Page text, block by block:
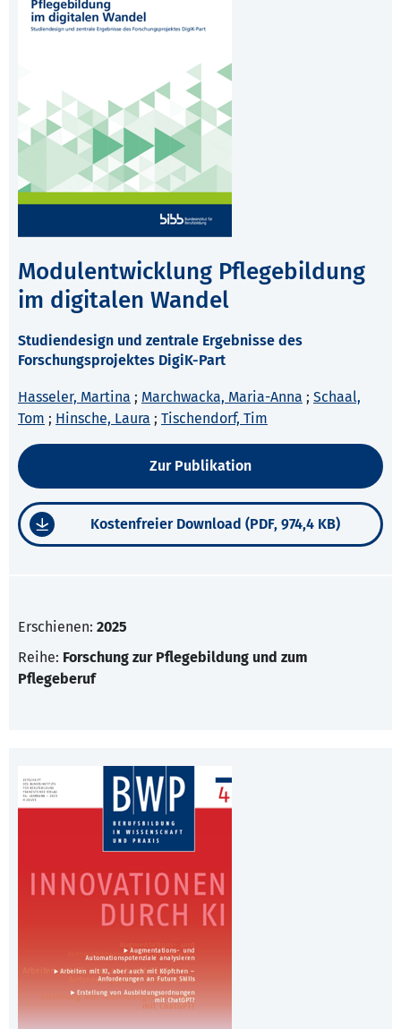
Modulentwicklung Pflegebildung
im digitalen Wandel
Studiendesign und zentrale Ergebnisse des
Forschungsprojektes DigiK-Part
Hasseler, Martina ; Marchwacka, Maria-Anna ; Schaal,
Tom ; Hinsche, Laura ; Tischendorf, Tim
Zur Publikation
Kostenfreier Download (PDF, 974,4 KB)
Erschienen: 2025
Reihe: Forschung zur Pflegebildung und zum
Pflegeberuf